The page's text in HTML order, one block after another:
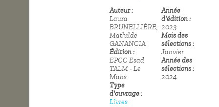
Auteur
Laura
BRUNELLIÈRE,
Mathilde
GANANCIA
Édition
EPCC Esad
TALM - Le
Mans
Type
d'ouvrage
Livres
Année
d'édition
2023
Mois des
sélections
Janvier
Année des
sélections
2024